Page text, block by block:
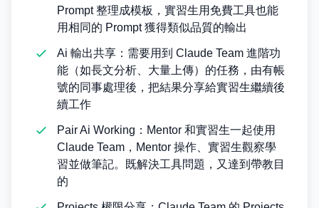
Prompt 整理成模板，實習生用免費工具也能
用相同的 Prompt 獲得類似品質的輸出
Ai 輸出共享：需要用到 Claude Team 進階功
能（如長文分析、大量上傳）的任務，由有帳
號的同事處理後，把結果分享給實習生繼續後
續工作
Pair Ai Working：Mentor 和實習生一起使用
Claude Team，Mentor 操作、實習生觀察學
習並做筆記。既解決工具問題，又達到帶教目
的